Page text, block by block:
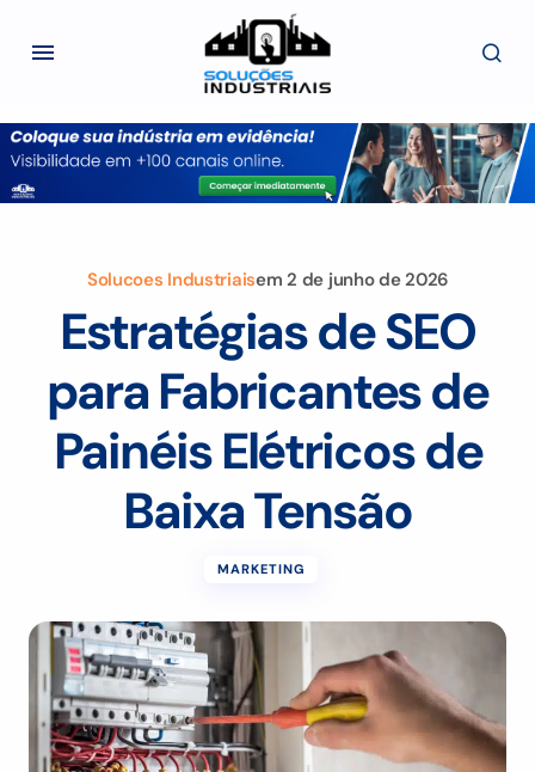
Solucoes Industriaisem 2 de junho de 2026
Estratégias de SEO
para Fabricantes de
Painéis Elétricos de
Baixa Tensão
MARKETING